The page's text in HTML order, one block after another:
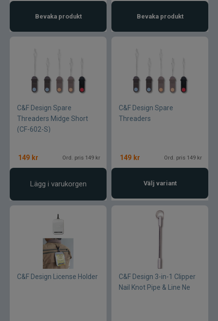
Bevaka produkt Bevaka produkt
C&F Design Spare
Threaders Midge Short
(CF-602-S)
149 kr Ord. pris 149 kr
Lägg i varukorgen
C&F Design Spare
Threaders
149 kr Ord. pris 149 kr
Välj variant
C&F Design License Holder
C&F Design 3-in-1 Clipper
Nail Knot Pipe & Line Ne